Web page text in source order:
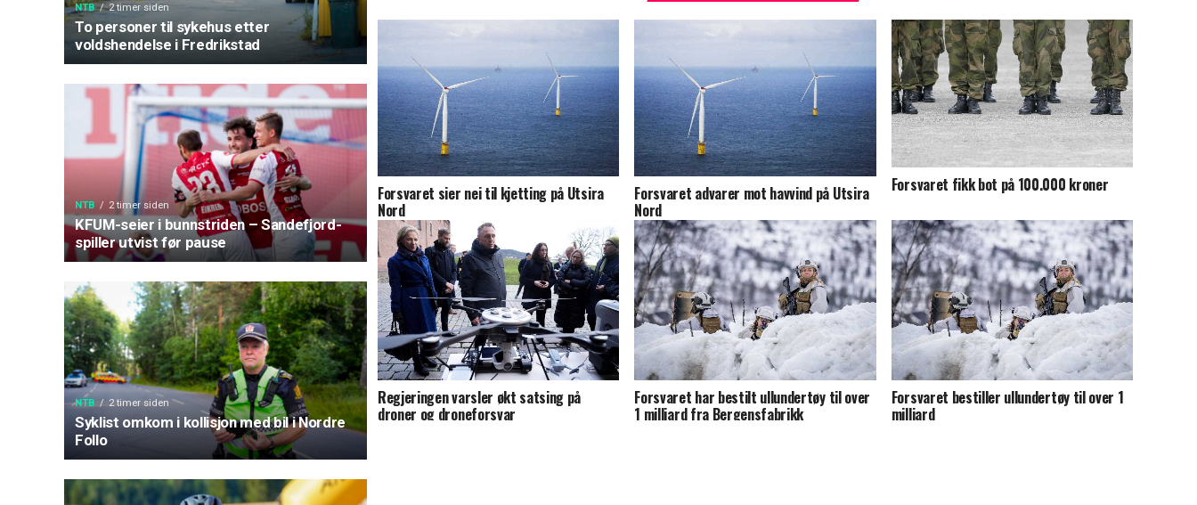
NTB 2 timer siden
To personer til sykehus etter
voldshendelse i Fredrikstad
NTB 2 timer siden
KFUM-seier i bunnstriden – Sandefjord-
spiller utvist før pause
NTB 2 timer siden
Syklist omkom i kollisjon med bil i Nordre
Follo
Forsvaret sier nei til kjetting på Utsira
Nord
Forsvaret advarer mot havvind på Utsira
Nord
Forsvaret fikk bot på 100.000 kroner
Regjeringen varsler økt satsing på
droner og droneforsvar
Forsvaret har bestilt ullundertøy til over
1 milliard fra Bergensfabrikk
Forsvaret bestiller ullundertøy til over 1
milliard